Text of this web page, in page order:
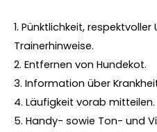
1. Pünktlichkeit,
Trainerhinweise.
2. Entfernen von Hundekot.
3. Information über
4. Läufigkeit vorab mitteilen.
5. Handy- sowie Ton- und